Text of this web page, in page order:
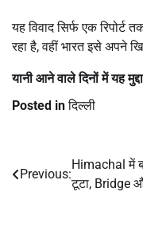
यह विवाद सिर्फ एक रिपोर्ट
रहा है, वहीं भारत इसे अपने
यानी आने वाले दिनों में यह
Posted inदिल्ली
Post
navigation
Previous:
Himachal में
टूटा, Bridge